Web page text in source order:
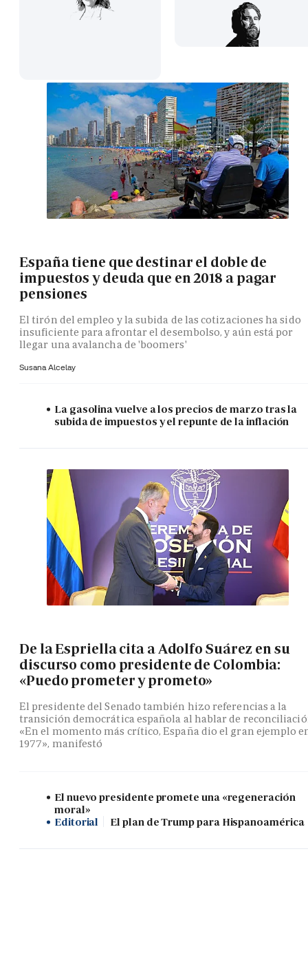
España tiene que destinar el doble de
impuestos y deuda que en 2018 a pagar
pensiones
El tirón del empleo y la subida de las cotizaciones ha sido
insuficiente para afrontar el desembolso, y aún está por
llegar una avalancha de 'boomers'
Susana Alcelay
La gasolina vuelve a los precios de marzo tras la
subida de impuestos y el repunte de la inflación
De la Espriella cita a Adolfo Suárez en su
discurso como presidente de Colombia:
«Puedo prometer y prometo»
El presidente del Senado también hizo referencias a la
transición democrática española al hablar de
«En el momento más crítico, España dio el gran ejemplo
1977», manifestó
El nuevo presidente promete una «regeneración
moral»
Editorial
El plan de Trump para Hispanoamérica